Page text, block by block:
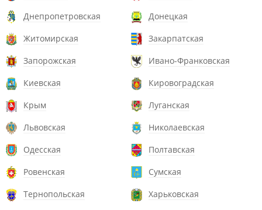
Днепропетровская
Донецкая
Житомирская
Закарпатская
Запорожская
Ивано-Франковская
Киевская
Кировоградская
Крым
Луганская
Львовская
Николаевская
Одесская
Полтавская
Ровенская
Сумская
Тернопольская
Харьковская